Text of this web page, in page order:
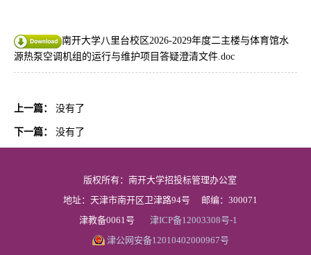
南开大学八里台校区2026-2029年度二主楼与体育馆水
源热泵空调机组的运行与维护项目答疑澄清文件.doc
上一篇： 没有了
下一篇： 没有了
版权所有：南开大学招投标管理办公室
地址：天津市南开区卫津路94号
邮编：300071
津教备0061号
津ICP备12003308号-1
津公网安备12010402000967号